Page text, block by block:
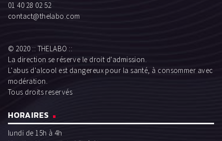
01 40 28 02 52
contact@thelabo.com
© 2020 :: THELABO ::
La direction se réserve le droit d'admission.
L'abus d'alcool est dangereux pour la santé, à consommer avec
modération.
Tous droits reservés
HORAIRES
lundi de 15h à 4h